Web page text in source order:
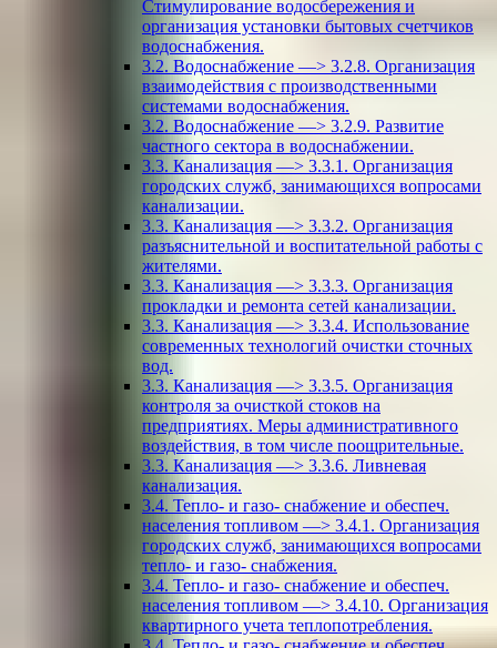
Стимулирование водосбережения и
организация установки бытовых счетчиков
водоснабжения.
3.2. Водоснабжение —> 3.2.8. Организация
взаимодействия с производственными
системами водоснабжения.
3.2. Водоснабжение —> 3.2.9. Развитие
частного сектора в водоснабжении.
3.3. Канализация —> 3.3.1. Организация
городских служб, занимающихся вопросами
канализации.
3.3. Канализация —> 3.3.2. Организация
разъяснительной и воспитательной работы с
жителями.
3.3. Канализация —> 3.3.3. Организация
прокладки и ремонта сетей канализации.
3.3. Канализация —> 3.3.4. Использование
современных технологий очистки сточных
вод.
3.3. Канализация —> 3.3.5. Организация
контроля за очисткой стоков на
предприятиях. Меры административного
воздействия, в том числе поощрительные.
3.3. Канализация —> 3.3.6. Ливневая
канализация.
3.4. Тепло- и газо- снабжение и обеспеч.
населения топливом —> 3.4.1. Организация
городских служб, занимающихся вопросами
тепло- и газо- снабжения.
3.4. Тепло- и газо- снабжение и обеспеч.
населения топливом —> 3.4.10. Организация
квартирного учета теплопотребления.